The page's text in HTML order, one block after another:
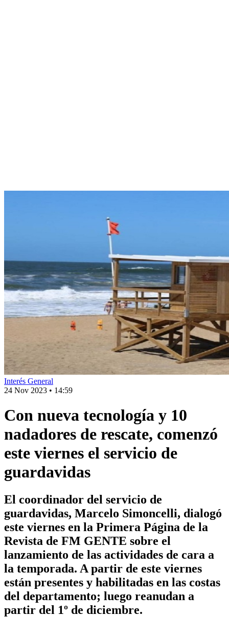
Interés General
24 Nov 2023 • 14:59
Con nueva tecnología y 10
nadadores de rescate, comenzó
este viernes el servicio de
guardavidas
El coordinador del servicio de
guardavidas, Marcelo Simoncelli, dialogó
este viernes en la Primera Página de la
Revista de FM GENTE sobre el
lanzamiento de las actividades de cara a
la temporada. A partir de este viernes
están presentes y habilitadas en las costas
del departamento; luego reanudan a
partir del 1º de diciembre.